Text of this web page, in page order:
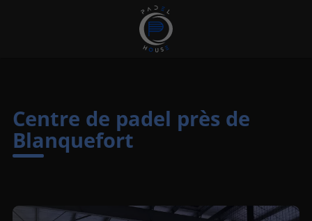
Centre de padel près de
Blanquefort